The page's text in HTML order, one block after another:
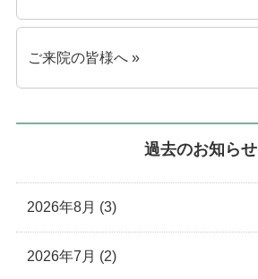
ご来院の皆様へ »
過去のお知らせ
2026年8月 (3)
2026年7月 (2)